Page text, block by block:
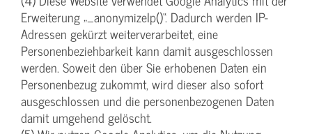
Erweiterung „_anonymizeIp()“. Dadurch werden IP-
Adressen gekürzt weiterverarbeitet, eine
Personenbeziehbarkeit kann damit ausgeschlossen
werden. Soweit den über Sie erhobenen Daten ein
Personenbezug zukommt, wird dieser also sofort
ausgeschlossen und die personenbezogenen Daten
damit umgehend gelöscht.